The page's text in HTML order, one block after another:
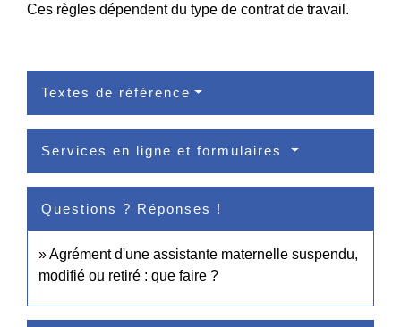
Ces règles dépendent du type de contrat de travail.
Textes de référence
Services en ligne et formulaires
Questions ? Réponses !
Agrément d'une assistante maternelle suspendu,
modifié ou retiré : que faire ?